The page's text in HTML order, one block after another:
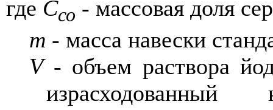
где Ссо - массовая доля
m - масса навески
V- объем раствора